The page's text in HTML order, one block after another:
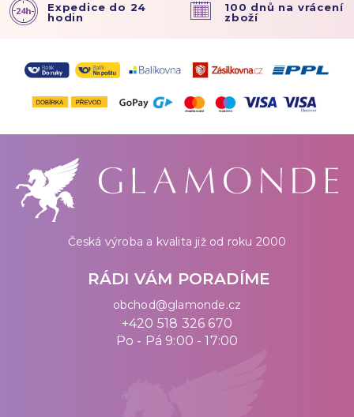
Expedice do 24
hodin
100 dnů na vrácení
zboží
Česká výroba a kvalita již od roku 2000
RÁDI VÁM PORADÍME
obchod@glamonde.cz
+420 518 326 670
Po - Pá 9:00 - 17:00